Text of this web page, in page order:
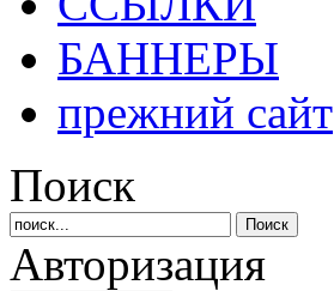
БАННЕРЫ
прежний сайт
Поиск
Авторизация